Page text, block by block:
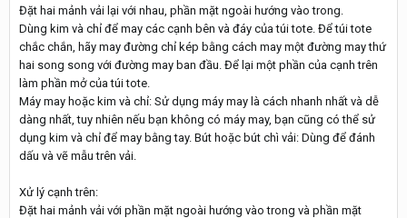
Đặt hai mảnh vải lại với nhau, phần mặt ngoài hướng vào trong.
Dùng kim và chỉ để may các cạnh bên và đáy của túi tote. Để túi tote
chắc chắn, hãy may đường chỉ kép bằng cách may một đường may thứ
hai song song với đường may ban đầu. Để lại một phần của cạnh trên
làm phần mở của túi tote.
Máy may hoặc kim và chỉ: Sử dụng máy may là cách nhanh nhất và dễ
dàng nhất, tuy nhiên nếu bạn không có máy may, bạn cũng có thể sử
dụng kim và chỉ để may bằng tay. Bút hoặc bút chì vải: Dùng để đánh
dấu và vẽ mẫu trên vải.
Xử lý cạnh trên:
Đặt hai mảnh vải với phần mặt ngoài hướng vào trong và phần mặt